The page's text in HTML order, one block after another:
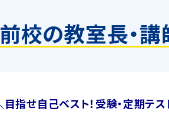
校の教室長・講
目指せ自己ベスト！受験・定期テス